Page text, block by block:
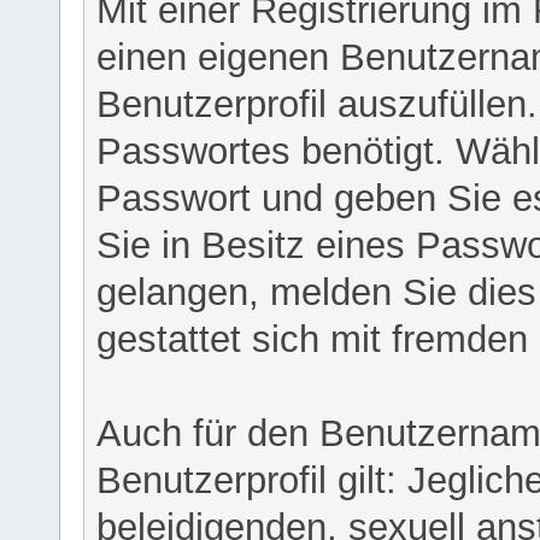
Mit einer Registrierung
einen eigenen
Benutzerprofil
Passwortes benötigt.
Passwort und geben Sie
Sie in Besitz eines
gelangen, melden Sie
gestattet sich mit
Auch für den
Benutzerprofil gilt:
beleidigenden, sexuell